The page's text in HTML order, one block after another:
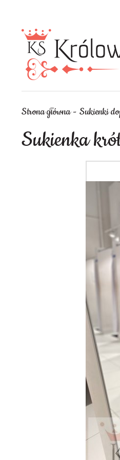
Strona główna Sukienki
Sukienka